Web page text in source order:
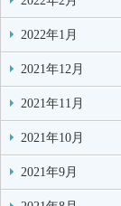
2022年1月
2021年12月
2021年11月
2021年10月
2021年9月